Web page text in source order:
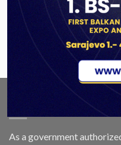
Uncategorized(3)
ABOUT US
As a government